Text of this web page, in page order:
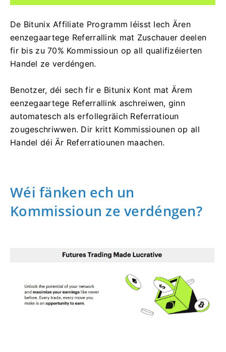
De Bitunix Affiliate Programm léisst Iech Ären
eenzegaartege Referrallink mat Zuschauer deelen
fir bis zu 70% Kommissioun op all qualifizéierten
Handel ze verdéngen.
Benotzer, déi sech fir e Bitunix Kont mat Ärem
eenzegaartege Referrallink aschreiwen, ginn
automatesch als erfollegräich Referratioun
zougeschriwwen. Dir kritt Kommissiounen op all
Handel déi Är Referratiounen maachen.
Wéi fänken ech un
Kommissioun ze verdéngen?